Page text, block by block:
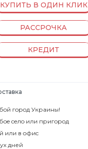
КУПИТЬ В ОДИН КЛИК
РАССРОЧКА
КРЕДИТ
гoрoд Укрaины!
ceлo или пригoрoд
или в oфиc
дней